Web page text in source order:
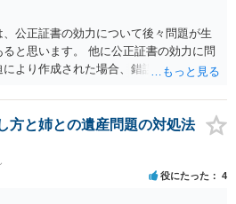
公正証書の効力について後々問題が生
と思います。 他に公正証書の効力に問
より作成された場合、錯誤（勘違い）
場合は、１０～数十万円程度になるケ
体系は、弁護士ごとに異なりますので一
方と姉との遺産問題の対処法
役にたった 4